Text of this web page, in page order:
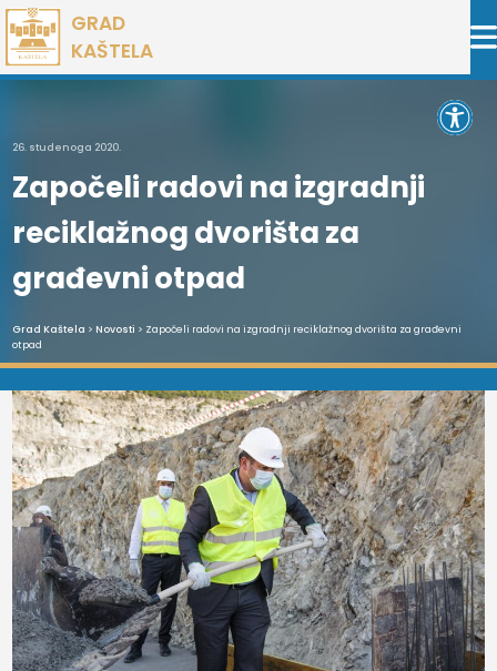
Preskoči
na
sadržaj
GRAD
KAŠTELA
26. studenoga 2020.
Započeli radovi na izgradnji
reciklažnog dvorišta za
građevni otpad
Grad Kaštela > Novosti > Započeli radovi na izgradnji reciklažnog dvorišta za građevni
otpad